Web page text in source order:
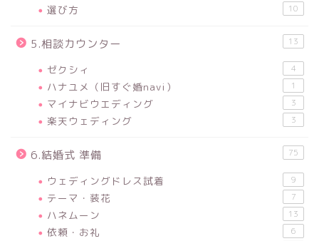
選び方 10
5.相談カウンター 13
ゼクシィ 4
ハナユメ（旧すぐ婚navi） 1
マイナビウエディング 3
楽天ウェディング 3
6.結婚式 準備 75
ウェディングドレス試着 9
テーマ・装花 7
ハネムーン 13
依頼・お礼 6